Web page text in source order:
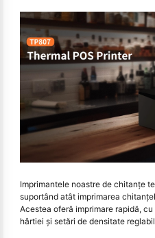
Imprimantele noastre de chitanțe
suportând atât imprimarea
Acestea oferă imprimare rapidă,
hârtiei și setări de densitate